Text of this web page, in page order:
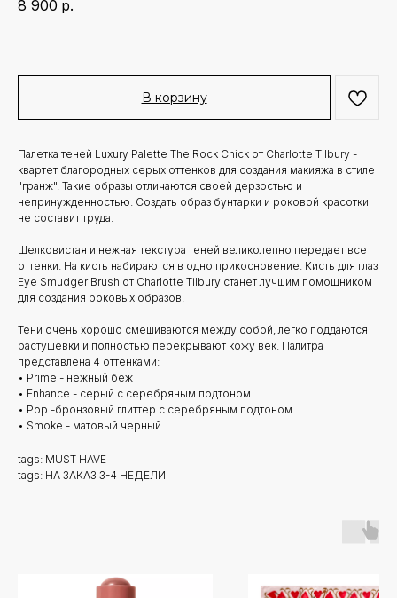
8 900 р.
В корзину
Палетка теней Luxury Palette The Rock Chick от Charlotte Tilbury -
квартет благородных серых оттенков для создания макияжа в стиле
"гранж". Такие образы отличаются своей дерзостью и
непринужденностью. Создать образ бунтарки и роковой красотки
не составит труда.
Шелковистая и нежная текстура теней великолепно передает все
оттенки. На кисть набираются в одно прикосновение. Кисть для глаз
Eye Smudger Brush от Charlotte Tilbury станет лучшим помощником
для создания роковых образов.
Тени очень хорошо смешиваются между собой, легко поддаются
растушевки и полностью перекрывают кожу век. Палитра
представлена 4 оттенками:
• Prime - нежный беж
• Enhance - серый с серебряным подтоном
• Pop -бронзовый глиттер с серебряным подтоном
• Smoke - матовый черный
tags: MUST HAVE
tags: НА ЗАКАЗ 3-4 НЕДЕЛИ